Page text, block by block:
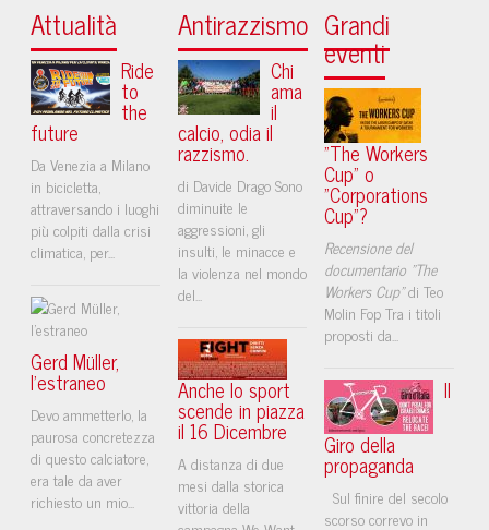
Attualità
Ride
to
the
future
Da Venezia a Milano
in bicicletta,
attraversando i luoghi
più colpiti dalla crisi
climatica, per...
Gerd Müller,
l’estraneo
Devo ammetterlo, la
paurosa concretezza
di questo calciatore,
era tale da aver
richiesto un mio...
Antirazzismo
Chi
ama
il
calcio, odia il
razzismo.
di Davide Drago Sono
diminuite le
aggressioni, gli
insulti, le minacce e
la violenza nel mondo
del...
Anche lo sport
scende in piazza
il 16 Dicembre
A distanza di due
mesi dalla storica
vittoria della
Grandi
eventi
"The Workers
Cup" o
"Corporations
Cup"?
Recensione del
documentario "The
Workers Cup"di Teo
Molin Fop Tra i titoli
proposti da...
Il
Giro della
propaganda
Sul finire del secolo
scorso correvo in